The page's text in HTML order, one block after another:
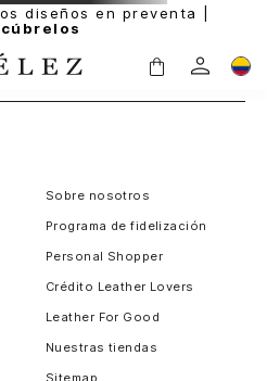
diseños en preventa |
Sobre nosotros
Programa de fidelización
Personal Shopper
Crédito Leather Lovers
Leather For Good
Nuestras tiendas
Sitemap